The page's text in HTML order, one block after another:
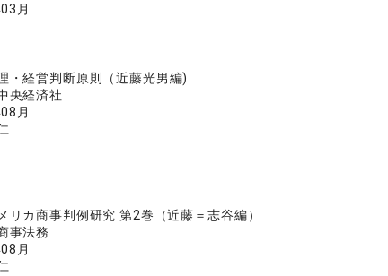
月
・経営判断原則（近藤光男編)
央経済社
月
リカ商事判例研究 第2巻（近藤＝志谷編）
事法務
月